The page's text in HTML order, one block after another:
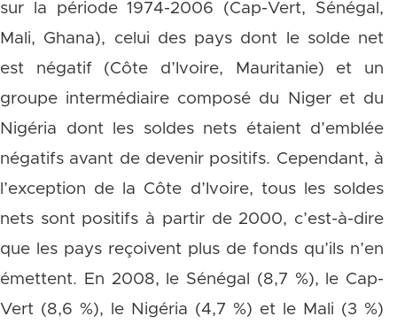
sur la période 1974-2006 (Cap-Vert, Sénégal,
Mali, Ghana), celui des pays dont le solde net
est négatif (Côte d’Ivoire, Mauritanie) et un
groupe intermédiaire composé du Niger et du
Nigéria dont les soldes nets étaient d’emblée
négatifs avant de devenir positifs. Cependant, à
l’exception de la Côte d’Ivoire, tous les soldes
nets sont positifs à partir de 2000, c’est-à-dire
que les pays reçoivent plus de fonds qu’ils n’en
émettent. En 2008, le Sénégal (8,7 %), le Cap-
Vert (8,6 %), le Nigéria (4,7 %) et le Mali (3 %)